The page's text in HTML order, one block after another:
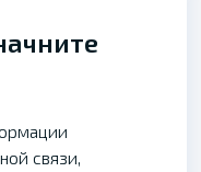
связи,